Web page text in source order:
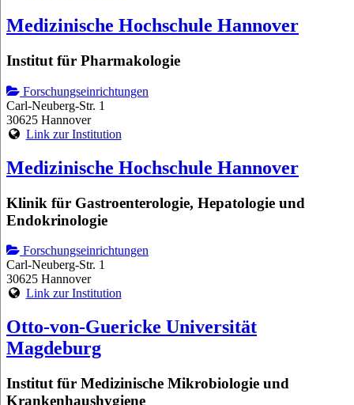
Medizinische Hochschule Hannover
Institut für Pharmakologie
Forschungseinrichtungen
Carl-Neuberg-Str. 1
30625 Hannover
Link zur Institution
Medizinische Hochschule Hannover
Klinik für Gastroenterologie, Hepatologie und
Endokrinologie
Forschungseinrichtungen
Carl-Neuberg-Str. 1
30625 Hannover
Link zur Institution
Otto-von-Guericke Universität
Magdeburg
Institut für Medizinische Mikrobiologie und
Krankenhaushygiene